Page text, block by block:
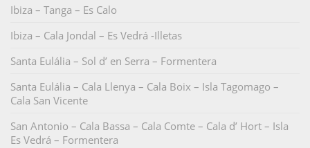
Ibiza – Tanga – Es Calo
Ibiza – Cala Jondal – Es Vedrá -Illetas
Santa Eulália – Sol d’ en Serra – Formentera
Santa Eulália – Cala Llenya – Cala Boix – Isla Tagomago –
Cala San Vicente
San Antonio – Cala Bassa – Cala Comte – Cala d’ Hort – Isla
Es Vedrá – Formentera